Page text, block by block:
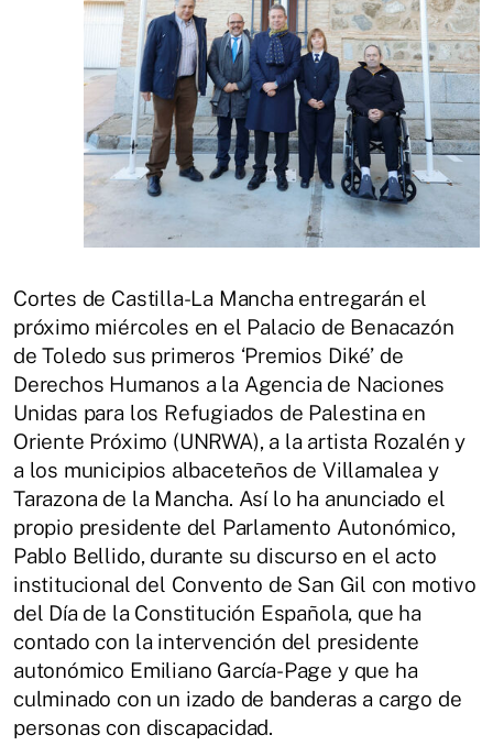
Cortes de Castilla-La Mancha entregarán el
próximo miércoles en el Palacio de Benacazón
de Toledo sus primeros ‘Premios Diké’ de
Derechos Humanos a la Agencia de Naciones
Unidas para los Refugiados de Palestina en
Oriente Próximo (UNRWA), a la artista Rozalén y
a los municipios albaceteños de Villamalea y
Tarazona de la Mancha. Así lo ha anunciado el
propio presidente del Parlamento Autonómico,
Pablo Bellido, durante su discurso en el acto
institucional del Convento de San Gil con motivo
del Día de la Constitución Española, que ha
contado con la intervención del presidente
autonómico Emiliano García-Page y que ha
culminado con un izado de banderas a cargo de
personas con discapacidad.